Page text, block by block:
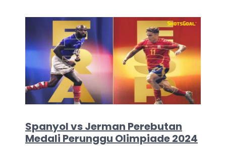
Spanyol vs Jerman Perebutan
Medali Perunggu Olimpiade 2024